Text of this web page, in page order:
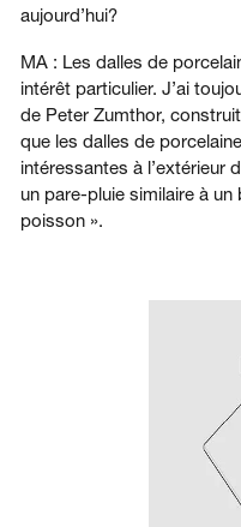
aujourd’hui?
MA : Les dalles de
intérêt particulier. J’ai
de Peter Zumthor,
que les dalles de
intéressantes à l’extérieur
un pare-pluie similaire à un
poisson ».